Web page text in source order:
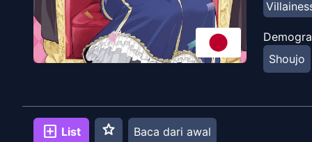
Shoujo
add_box List star Baca dari awal